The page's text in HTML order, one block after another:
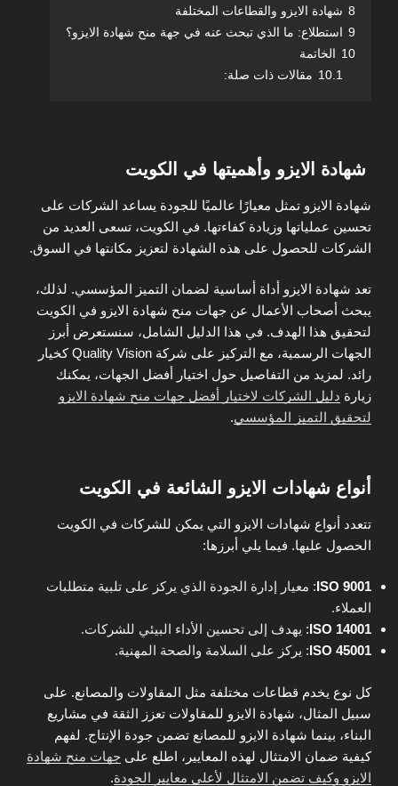
8 شهادة الايزو والقطاعات المختلفة
9 استطلاع: ما الذي تبحث عنه في جهة منح شهادة الايزو؟
10 الخاتمة
10.1 مقالات ذات صلة:
شهادة الايزو وأهميتها في الكويت
شهادة الايزو تمثل معيارًا عالميًا للجودة يساعد الشركات على
تحسين عملياتها وزيادة كفاءتها. في الكويت، تسعى العديد من
الشركات للحصول على هذه الشهادة لتعزيز مكانتها في السوق.
تعد شهادة الايزو أداة أساسية لضمان التميز المؤسسي. لذلك،
يبحث أصحاب الأعمال عن جهات منح شهادة الايزو في الكويت
لتحقيق هذا الهدف. في هذا الدليل الشامل، سنستعرض أبرز
الجهات الرسمية، مع التركيز على شركة Quality Vision كخيار
رائد. لمزيد من التفاصيل حول اختيار أفضل الجهات، يمكنك
زيارة دليل الشركات لاختيار أفضل جهات منح شهادة الايزو
لتحقيق التميز المؤسسي.
أنواع شهادات الايزو الشائعة في الكويت
تتعدد أنواع شهادات الايزو التي يمكن للشركات في الكويت
الحصول عليها. فيما يلي أبرزها:
ISO 9001: معيار إدارة الجودة الذي يركز على تلبية متطلبات
العملاء.
ISO 14001
: يهدف إلى تحسين الأداء البيئي للشركات.
ISO 45001: يركز على السلامة والصحة المهنية.
كل نوع يخدم قطاعات مختلفة مثل المقاولات والمصانع. على
سبيل المثال، شهادة الايزو للمقاولات تعزز الثقة في مشاريع
البناء، بينما شهادة الايزو للمصانع تضمن جودة الإنتاج. لفهم
كيفية ضمان الامتثال لهذه المعايير، اطلع على جهات منح شهادة
الايزو وكيف تضمن الامتثال لأعلى معايير الجودة.